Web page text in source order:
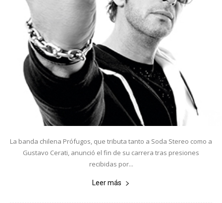
La banda chilena Prófugos, que tributa tanto a Soda Stereo como a
Gustavo Cerati, anunció el fin de su carrera tras presiones
recibidas por...
Leer más